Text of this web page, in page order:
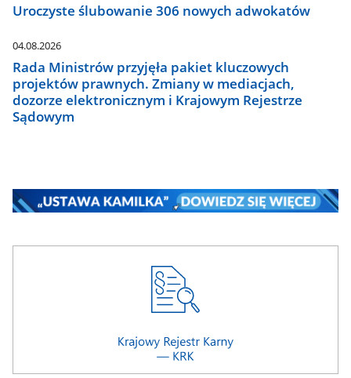
Uroczyste ślubowanie 306 nowych adwokatów
04.08.2026
Rada Ministrów przyjęła pakiet kluczowych
projektów prawnych. Zmiany w mediacjach,
dozorze elektronicznym i Krajowym Rejestrze
Sądowym